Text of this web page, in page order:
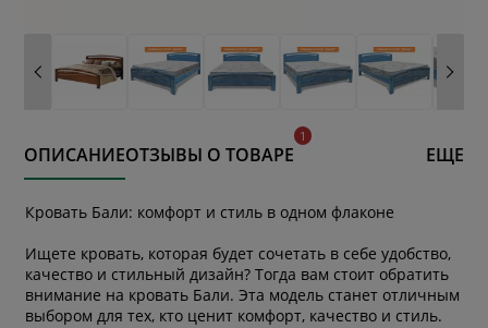
ОПИСАНИЕОТЗЫВЫ О ТОВАРЕ ЕЩЕ
Кровать Бали: комфорт и стиль в одном флаконе
Ищете кровать, которая будет сочетать в себе удобство,
качество и стильный дизайн? Тогда вам стоит обратить
внимание на кровать Бали. Эта модель станет отличным
выбором для тех, кто ценит комфорт, качество и стиль.